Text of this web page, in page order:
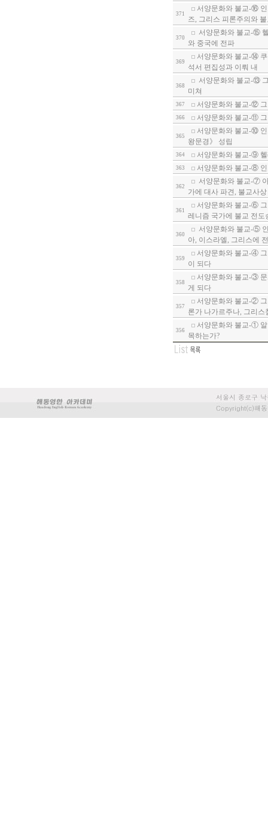
371
서양문화와 불교-⑯
즈, 그리스 피론주의와
370
서양문화와 불교-⑮
와 중국에 전파
369
서양문화와 불교-⑭ 쿠
석서 편집성과 이뤄 내
368
서양문화와 불교-⑬
미쳐
367 서양문화와 불교-⑫
366 서양문화와 불교-⑪
365
서양문화와 불교-⑩
왕문경》 성립
364 서양문화와 불교-⑨ 헬
363 서양문화와 불교-⑧
362
서양문화와 불교-⑦
가에 대사 파견, 불교사
361
서양문화와 불교-⑥ 그
레니즘 국가에 불교 전도
360
서양문화와 불교-⑤
아, 이스라엘, 그리스에
359
서양문화와 불교-④
이 되다
358
서양문화와 불교-③ 문
게 되다
357
서양문화와 불교-②
론가 나가르주나, 그리스
356
서양문화와 불교-① 알
목하는가?